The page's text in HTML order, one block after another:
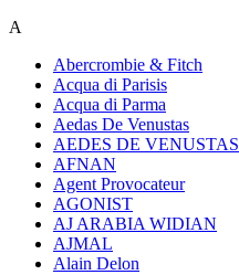
A
Abercrombie & Fitch
Acqua di Parisis
Acqua di Parma
Aedas De Venustas
AEDES DE VENUSTAS
AFNAN
Agent Provocateur
AGONIST
AJ ARABIA WIDIAN
AJMAL
Alain Delon